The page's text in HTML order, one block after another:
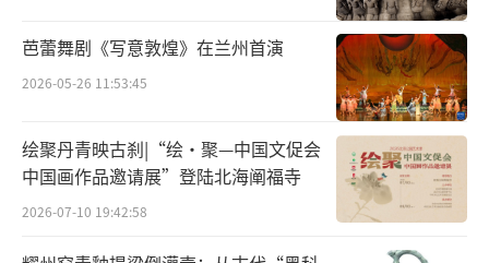
智能、虚拟现实（VR）和增强现实（AR）、混
合现实（MR）等技术手段的加持下更加多样
化。社交媒体平台则为文化多样性传播提供了
更加便捷的传播渠道。抖音（TikTok）上
的“非遗传承计划”在全球超过10亿次观看，
许多濒危手工艺通过短视频的形式重新走入公
众视野，文化多样性保护越来越成为全球网民
芭蕾舞剧《写意敦煌》在兰州首演
2026-05-26 11:53:45
绘聚丹青映古刹|“绘·聚—中国文促会
中国画作品邀请展”登陆北海阐福寺
2026-07-10 19:42:58